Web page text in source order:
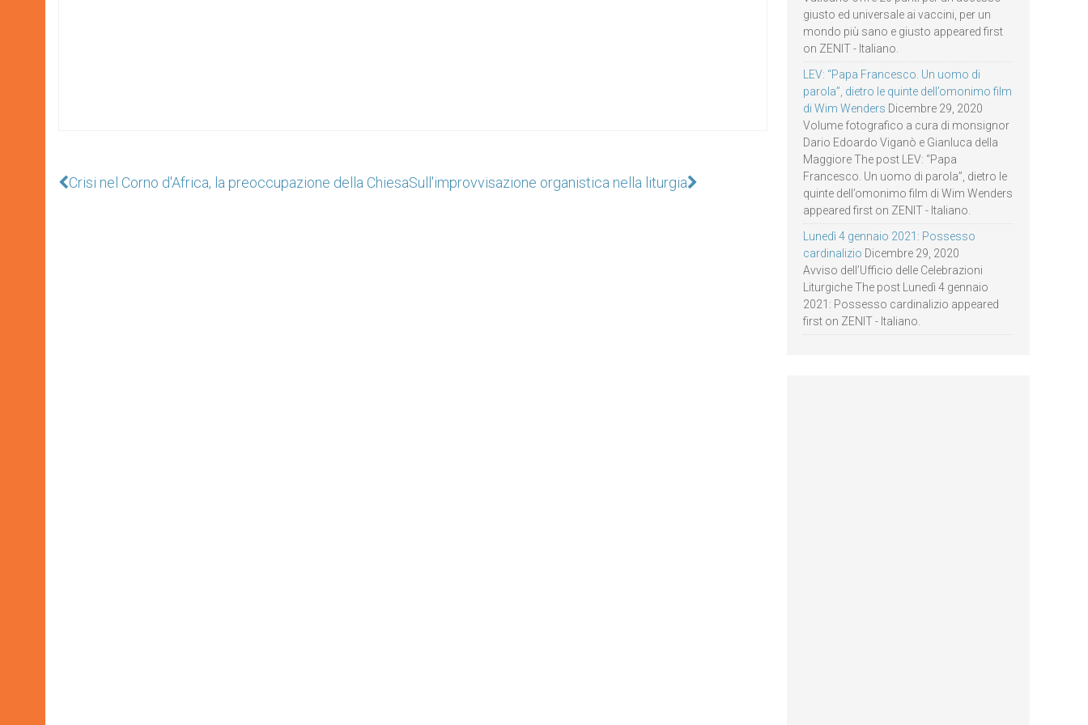
Crisi nel Corno d'Africa, la preoccupazione della ChiesaSull'improvvisazione organistica nella liturgia
giusto ed universale ai vaccini, per un
mondo più sano e giusto appeared first
on ZENIT - Italiano.
LEV: “Papa Francesco. Un uomo di
parola”, dietro le quinte dell’omonimo film
di Wim Wenders Dicembre 29, 2020
Volume fotografico a cura di monsignor
Dario Edoardo Viganò e Gianluca della
Maggiore The post LEV: “Papa
Francesco. Un uomo di parola”, dietro le
quinte dell’omonimo film di Wim Wenders
appeared first on ZENIT - Italiano.
Lunedì 4 gennaio 2021: Possesso
cardinalizio Dicembre 29, 2020
Avviso dell’Ufficio delle Celebrazioni
Liturgiche The post Lunedì 4 gennaio
2021: Possesso cardinalizio appeared
first on ZENIT - Italiano.